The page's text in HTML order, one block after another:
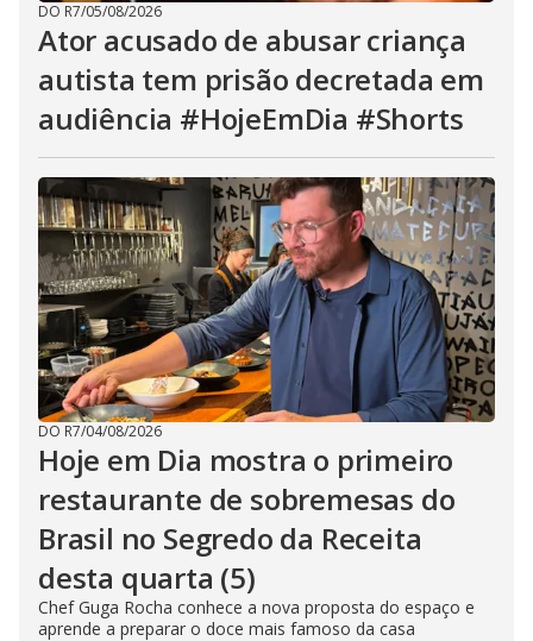
DO R7/05/08/2026
Ator acusado de abusar criança
autista tem prisão decretada em
audiência #HojeEmDia #Shorts
DO R7/04/08/2026
Hoje em Dia mostra o primeiro
restaurante de sobremesas do
Brasil no Segredo da Receita
desta quarta (5)
Chef Guga Rocha conhece a nova proposta do espaço e
aprende a preparar o doce mais famoso da casa